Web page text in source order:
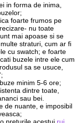
in forma de inima,
foarte frumos pe
nu toate
mai apoase si se
straturi, cum ar fi
cu swatch; e foarte
buzele intre ele cum
sa se usuce,
minim 5-6 ore;
dintre toate,
sau bei.
de nuante, e imposibil
preturile acestui ruj